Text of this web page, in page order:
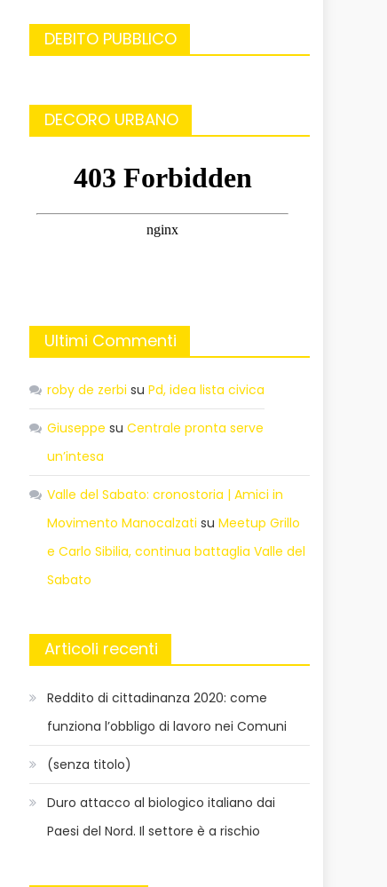
DEBITO PUBBLICO
DECORO URBANO
Ultimi Commenti
roby de zerbi suPd, idea lista civica
Giuseppe suCentrale pronta serve
un’intesa
Valle del Sabato: cronostoria | Amici in
Movimento Manocalzati suMeetup Grillo
e Carlo Sibilia, continua battaglia Valle del
Sabato
Articoli recenti
Reddito di cittadinanza 2020: come
funziona l’obbligo di lavoro nei Comuni
(senza titolo)
Duro attacco al biologico italiano dai
Paesi del Nord. Il settore è a rischio